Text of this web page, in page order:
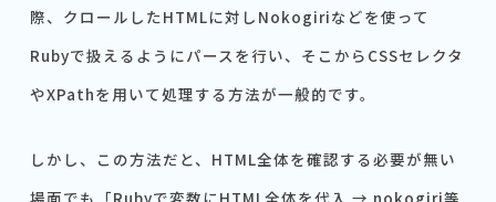
際、クロールしたHTMLに対しNokogiriなどを使って
Rubyで扱えるようにパースを行い、そこからCSSセレクタ
やXPathを用いて処理する方法が一般的です。
しかし、この方法だと、HTML全体を確認する必要が無い